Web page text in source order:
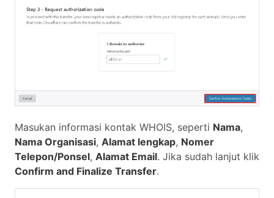
Masukan informasi kontak WHOIS, seperti Nama,
Nama Organisasi, Alamat lengkap, Nomer
Telepon/Ponsel, Alamat Email. Jika sudah lanjut klik
Confirm and Finalize Transfer.